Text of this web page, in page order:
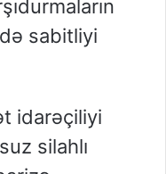
sabitliyi
idarəçiliyi
silahlı